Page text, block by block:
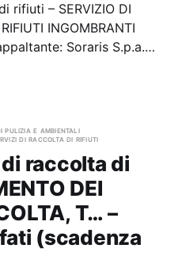
rifiuti – SERVIZIO DI
INGOMBRANTI
Soraris S.p.a.
e ambientali
di raccolta di rifiuti
raccolta di
DEI
T… –
(scadenza